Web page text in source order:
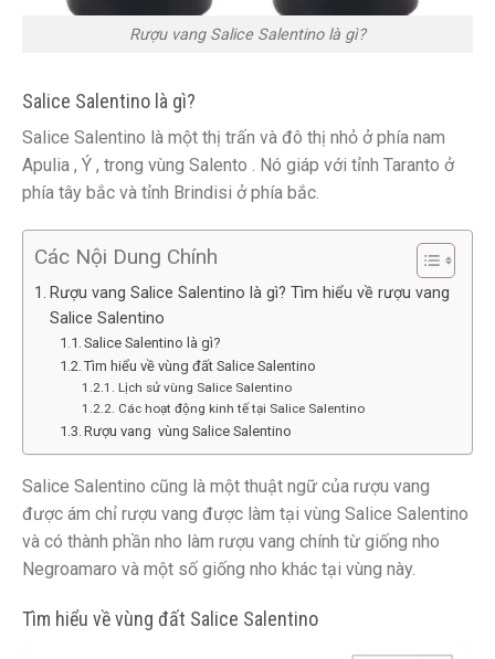
Rượu vang Salice Salentino là gì?
Salice Salentino là gì?
Salice Salentino là một thị trấn và đô thị nhỏ ở phía nam
Apulia , Ý , trong vùng Salento . Nó giáp với tỉnh Taranto ở
phía tây bắc và tỉnh Brindisi ở phía bắc.
Các Nội Dung Chính
Rượu vang Salice Salentino là gì? Tìm hiểu về rượu vang
Salice Salentino
Salice Salentino là gì?
Tìm hiểu về vùng đất Salice Salentino
Lịch sử vùng Salice Salentino
Các hoạt động kinh tế tại Salice Salentino
Rượu vang vùng Salice Salentino
Salice Salentino cũng là một thuật ngữ của rượu vang
được ám chỉ rượu vang được làm tại vùng Salice Salentino
và có thành phần nho làm rượu vang chính từ giống nho
Negroamaro và một số giống nho khác tại vùng này.
Tìm hiểu về vùng đất Salice Salentino